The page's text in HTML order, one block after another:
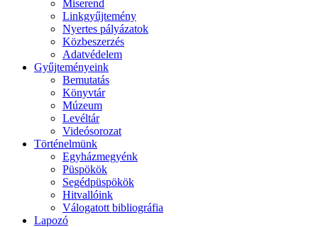
Miserend
Linkgyűjtemény
Nyertes pályázatok
Közbeszerzés
Adatvédelem
Gyűjteményeink
Bemutatás
Könyvtár
Múzeum
Levéltár
Videósorozat
Történelmünk
Egyházmegyénk
Püspökök
Segédpüspökök
Hitvallóink
Válogatott bibliográfia
Lapozó